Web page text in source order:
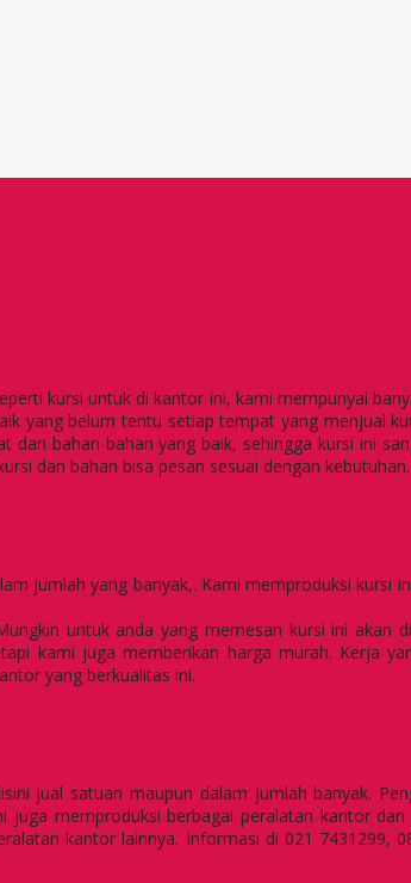
kursi untuk di kantor ini, kami mempunyai
yang belum tentu setiap tempat yang menjual
bahan-bahan yang baik, sehingga kursi ini
dan bahan bisa pesan sesuai dengan kebutuhan.
jumlah yang banyak,. Kami memproduksi kursi
untuk anda yang memesan kursi ini akan
kami juga memberikan harga murah. Kerja
yang berkualitas ini.
di
jual satuan maupun dalam jumlah banyak.
memproduksi berbagai peralatan kantor
kantor lainnya. Informasi di 021 7431299,